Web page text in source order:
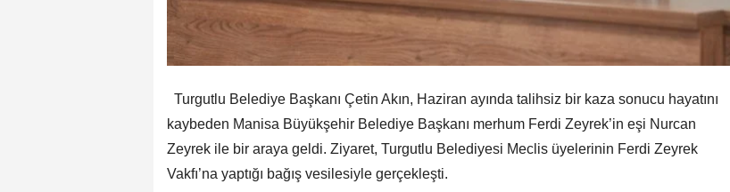
Turgutlu Belediye Başkanı Çetin Akın, Haziran ayında talihsiz bir kaza sonucu hayatını
kaybeden Manisa Büyükşehir Belediye Başkanı merhum Ferdi Zeyrek’in eşi Nurcan
Zeyrek ile bir araya geldi. Ziyaret, Turgutlu Belediyesi Meclis üyelerinin Ferdi Zeyrek
Vakfı’na yaptığı bağış vesilesiyle gerçekleşti.